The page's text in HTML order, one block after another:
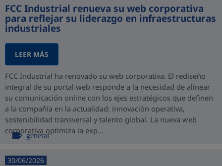
FCC Industrial renueva su web corporativa
para reflejar su liderazgo en infraestructuras
industriales
LEER MÁS
FCC Industrial ha renovado su web corporativa. El rediseño
integral de su portal web responde a la necesidad de alinear
su comunicación online con los ejes estratégicos que definen
a la compañía en la actualidad: innovación operativa,
sostenibilidad transversal y talento global. La nueva web
corporativa optimiza la exp...
general
30/06/2026